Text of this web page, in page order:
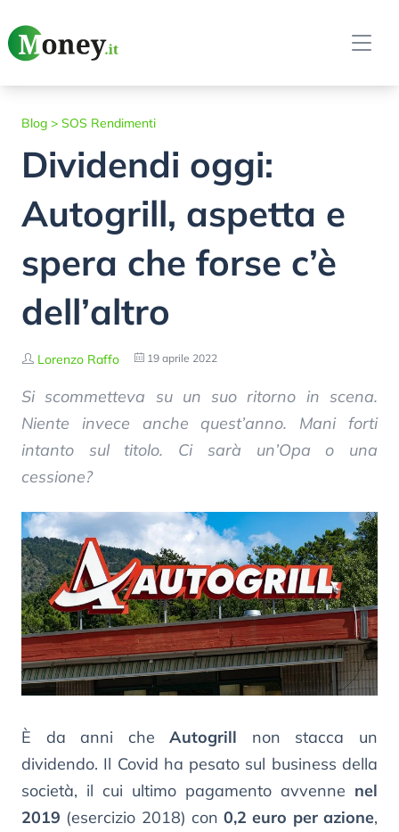
Blog > SOS Rendimenti
Dividendi oggi:
Autogrill, aspetta e
spera che forse c’è
dell’altro
Lorenzo Raffo 19 aprile 2022
Si scommetteva su un suo ritorno in scena.
Niente invece anche quest’anno. Mani forti
intanto sul titolo. Ci sarà un’Opa o una
cessione?
È da anni cheAutogrill non stacca un
dividendo. Il Covid ha pesato sul business della
società, il cui ultimo pagamento avvenne nel
2019 (esercizio 2018) con0,2 euro per azione,